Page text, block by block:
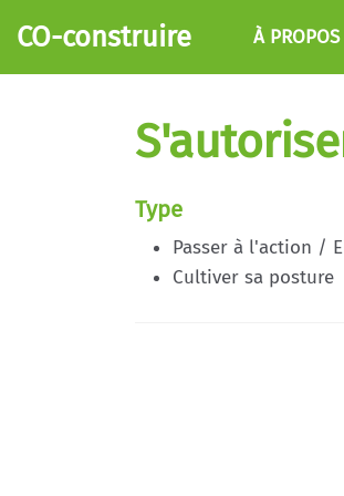
Aller au contenu principal
CO-construire À PROPOS
Type
Passer à l'action /
Cultiver sa posture